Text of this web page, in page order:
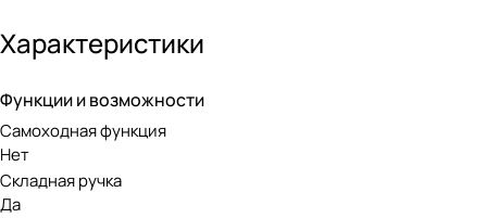
Снегоуборщик выбрасывает снег на расстояние до 6
Шнек снегоуборщика выполнен из специального мягкого,
работы в темное время суток имеется светодиодный
что способствует простому управлению и возможности
и на всей аккумуляторной технике Greenworks. Ручка
Бесщеточный двигатель DigiPro
Характеристики
Функции и возможности
Самоходная функция
Нет
Складная ручка
Да